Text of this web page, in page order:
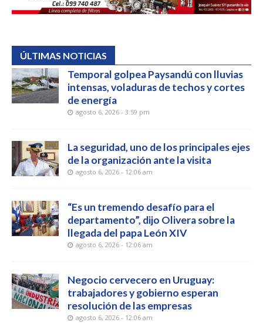
ÚLTIMAS NOTICIAS
Temporal golpea Paysandú con lluvias
intensas, voladuras de techos y cortes
de energía
agosto 6, 2026 - 3:59 pm
La seguridad, uno de los principales ejes
de la organización ante la visita
agosto 6, 2026 - 12:06 am
“Es un tremendo desafío para el
departamento”, dijo Olivera sobre la
llegada del papa León XIV
agosto 6, 2026 - 12:06 am
Negocio cervecero en Uruguay:
trabajadores y gobierno esperan
resolución de las empresas
agosto 6, 2026 - 12:06 am